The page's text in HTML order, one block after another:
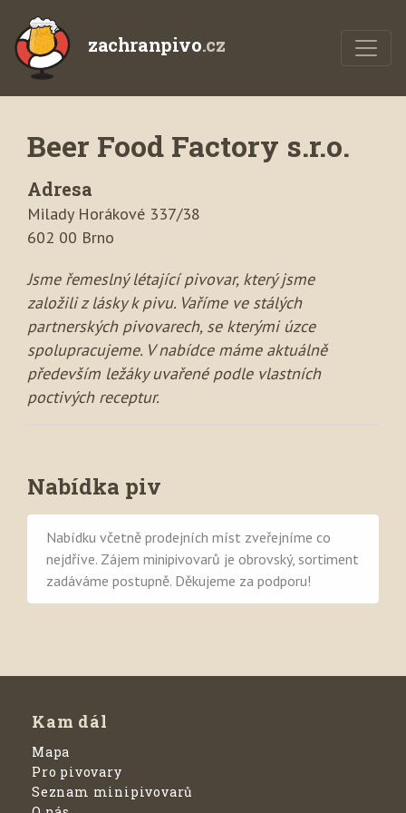
zachranpivo.cz
Beer Food Factory s.r.o.
Adresa
Milady Horákové 337/38
602 00 Brno
Jsme řemeslný létající pivovar, který jsme
založili z lásky k pivu. Vaříme ve stálých
partnerských pivovarech, se kterými úzce
spolupracujeme. V nabídce máme aktuálně
především ležáky uvařené podle vlastních
poctivých receptur.
Nabídka piv
Nabídku včetně prodejních míst zveřejníme co
nejdříve. Zájem minipivovarů je obrovský, sortiment
zadáváme postupně. Děkujeme za podporu!
Kam dál
Mapa
Pro pivovary
Seznam minipivovarů